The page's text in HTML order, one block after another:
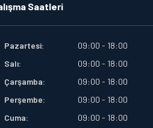
Saatleri
Pazartesi:
09:00 - 18:00
Salı:
09:00 - 18:00
Çarşamba:
09:00 - 18:00
Perşembe:
09:00 - 18:00
Cuma:
09:00 - 18:00